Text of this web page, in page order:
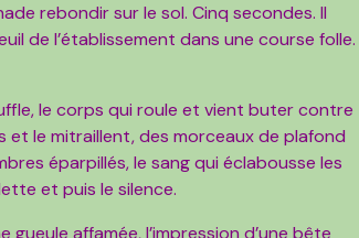
rebondir sur le sol. Cinq secondes. Il
de l’établissement dans une course folle.
le corps qui roule et vient buter contre
et le mitraillent, des morceaux de plafond
éparpillés, le sang qui éclabousse les
et puis le silence.
affamée, l’impression d’une bête